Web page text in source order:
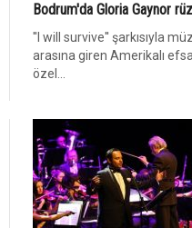
Bodrum'da Gloria Gaynor
''I will survive'' şarkısıyla
arasına giren Amerikalı
özel...